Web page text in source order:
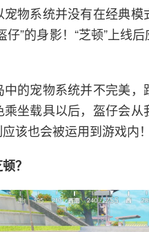
物系统并没有在经典
仔”的身影！“芝顿”上线
的宠物系统并不完美
坐载具以后，盔仔会
该也会被运用到游戏内！
？